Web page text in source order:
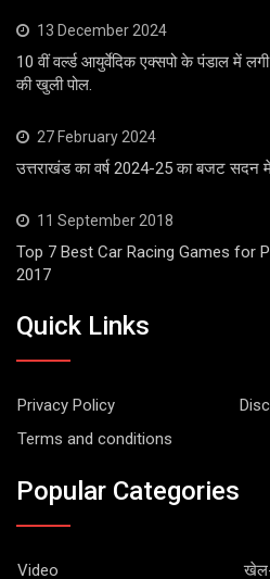
13 December 2024
10 वीं वर्ल्ड आयुर्वेदिक एक्सपो के पंडाल में
की खुली पोल.
27 February 2024
उत्तराखंड का वर्ष 2024-25 का बजट सदन
11 September 2018
Top 7 Best Car Racing Games for
2017
Quick Links
Privacy Policy
Terms and conditions
Popular Categories
Video
खेल-